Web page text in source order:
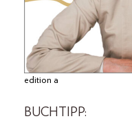
edition a
BUCHTIPP: